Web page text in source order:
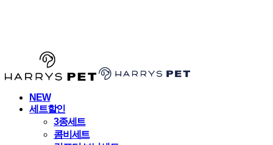
NEW
세트할인
3종세트
콤비세트